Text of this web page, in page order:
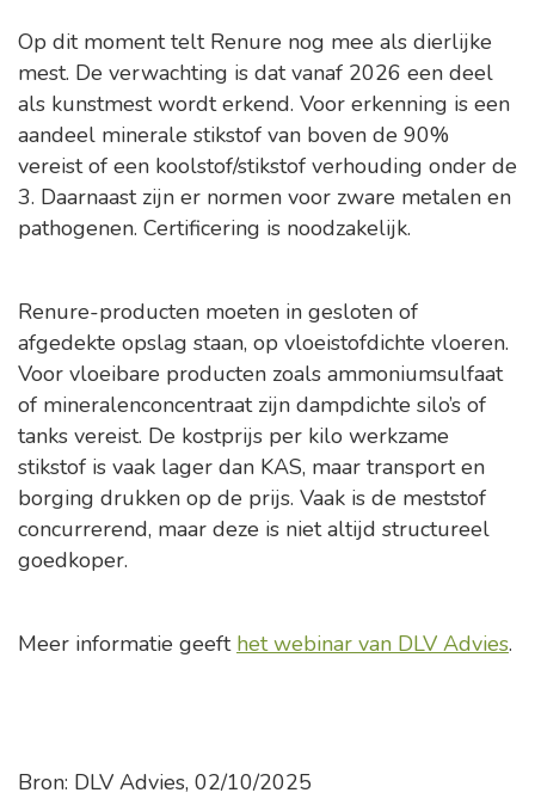
Op dit moment telt Renure nog mee als dierlijke
mest. De verwachting is dat vanaf 2026 een deel
als kunstmest wordt erkend. Voor erkenning is een
aandeel minerale stikstof van boven de 90%
vereist of een koolstof/stikstof verhouding onder de
3. Daarnaast zijn er normen voor zware metalen en
pathogenen. Certificering is noodzakelijk.
Renure-producten moeten in gesloten of
afgedekte opslag staan, op vloeistofdichte vloeren.
Voor vloeibare producten zoals ammoniumsulfaat
of mineralenconcentraat zijn dampdichte silo’s of
tanks vereist. De kostprijs per kilo werkzame
stikstof is vaak lager dan KAS, maar transport en
borging drukken op de prijs. Vaak is de meststof
concurrerend, maar deze is niet altijd structureel
goedkoper.
Meer informatie geeft het webinar van DLV Advies.
Bron: DLV Advies, 02/10/2025